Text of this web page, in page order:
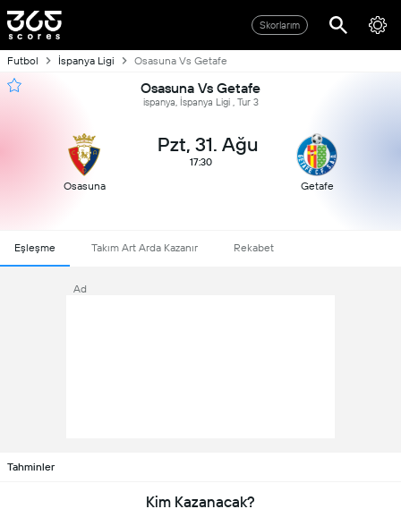
Skorlarım
Futbol İspanya Ligi Osasuna Vs Getafe
Osasuna Vs Getafe
ispanya, İspanya Ligi , Tur 3
Osasuna
Pzt, 31. Ağu
17:30
Getafe
Eşleşme Takım Art Arda Kazanır Rekabet
Ad
Tahminler
Kim Kazanacak?